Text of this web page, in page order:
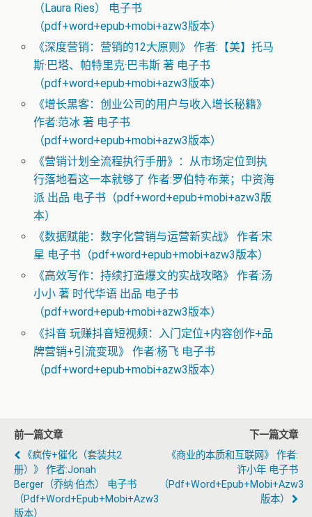
（Laura Ries） 电子书
（pdf+word+epub+mobi+azw3版本）
《深度营销：营销的12大原则》 作者:【美】托马
斯·巴塔、帕特里克·巴韦斯 著 电子书
（pdf+word+epub+mobi+azw3版本）
《增长黑客：创业公司的用户与收入增长秘籍》
作者:范冰 著 电子书
（pdf+word+epub+mobi+azw3版本）
《营销计划全流程执行手册》：从市场定位到执
行落地看这一本就够了 作者:罗伯特·布莱；中资海
派 出品 电子书（pdf+word+epub+mobi+azw3版
本）
《数据赋能：数字化营销与运营新实战》 作者:宋
星 电子书（pdf+word+epub+mobi+azw3版本）
《高效写作：持续打造爆文的实战攻略》 作者:汤
小小 著 时代华语 出品 电子书
（pdf+word+epub+mobi+azw3版本）
《抖音 玩赚抖音短视频：入门定位+内容创作+品
牌营销+引流变现》 作者:杨飞 电子书
（pdf+word+epub+mobi+azw3版本）
前一篇文章
《疯传+催化（套装共2
册）》 作者:Jonah
Berger（乔纳·伯杰） 电子书
（pdf+word+epub+mobi+azw3
版本）
下一篇文章
《商业的本质和互联网》 作者:
许小年 电子书
（pdf+word+epub+mobi+azw3
版本）